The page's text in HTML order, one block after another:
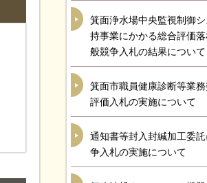
箕面浄水場中央監視制御
持事業にかかる総合評価
般競争入札の結果について
箕面市職員健康診断等業
評価入札の実施について
通知書等封入封緘加工委
争入札の実施について